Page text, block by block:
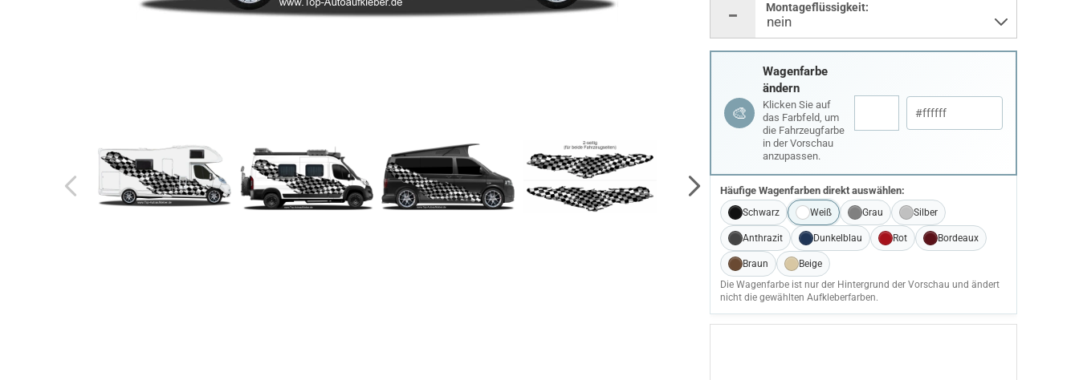
Montageflüssigkeit:
🎨
Wagenfarbe
ändern
Klicken Sie auf
das Farbfeld, um
die Fahrzeugfarbe
in der Vorschau
anzupassen.
Häufige Wagenfarben direkt auswählen:
Schwarz Weiß Grau Silber
Anthrazit Dunkelblau Rot Bordeaux
Braun
Beige
Die Wagenfarbe ist nur der Hintergrund der Vorschau und ändert
nicht die gewählten Aufkleberfarben.